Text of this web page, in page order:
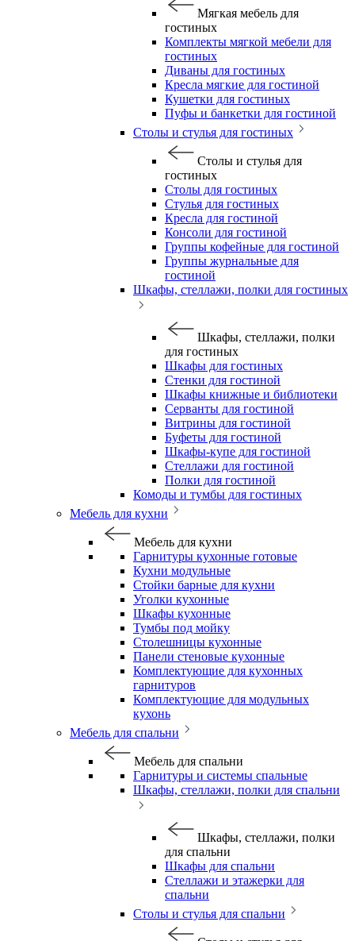
Мягкая мебель для
гостиных
Комплекты мягкой мебели для
гостиных
Диваны для гостиных
Кресла мягкие для гостиной
Кушетки для гостиных
Пуфы и банкетки для гостиной
Столы и стулья для гостиных
Столы и стулья для
гостиных
Столы для гостиных
Стулья для гостиных
Кресла для гостиной
Консоли для гостиной
Группы кофейные для гостиной
Группы журнальные для
гостиной
Шкафы, стеллажи, полки для гостиных
Шкафы, стеллажи, полки
для гостиных
Шкафы для гостиных
Стенки для гостиной
Шкафы книжные и библиотеки
Серванты для гостиной
Витрины для гостиной
Буфеты для гостиной
Шкафы-купе для гостиной
Стеллажи для гостиной
Полки для гостиной
Комоды и тумбы для гостиных
Мебель для кухни
Мебель для кухни
Гарнитуры кухонные готовые
Кухни модульные
Стойки барные для кухни
Уголки кухонные
Шкафы кухонные
Тумбы под мойку
Столешницы кухонные
Панели стеновые кухонные
Комплектующие для кухонных
гарнитуров
Комплектующие для модульных
кухонь
Мебель для спальни
Мебель для спальни
Гарнитуры и системы спальные
Шкафы, стеллажи, полки для спальни
Шкафы, стеллажи, полки
для спальни
Шкафы для спальни
Стеллажи и этажерки для
спальни
Столы и стулья для спальни